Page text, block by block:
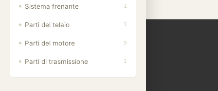
Sistema frenante 1
Parti del telaio 1
Parti del motore 9
Parti di trasmissione 1